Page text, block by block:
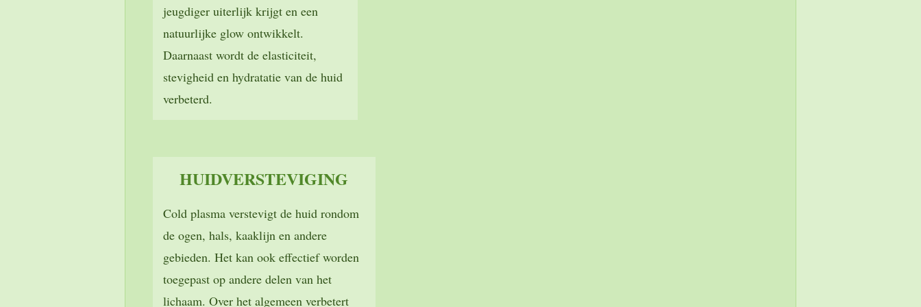
jeugdiger uiterlijk krijgt en een
natuurlijke glow ontwikkelt.
Daarnaast wordt de elasticiteit,
stevigheid en hydratatie van de huid
verbeterd.
HUIDVERSTEVIGING
Cold plasma verstevigt de huid rondom
de ogen, hals, kaaklijn en andere
gebieden. Het kan ook effectief worden
toegepast op andere delen van het
lichaam. Over het algemeen verbetert